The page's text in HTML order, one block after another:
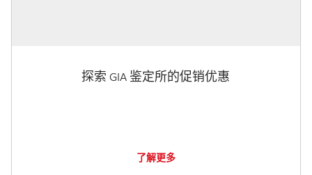
探索 GIA 鉴定所的促销优惠
了解更多